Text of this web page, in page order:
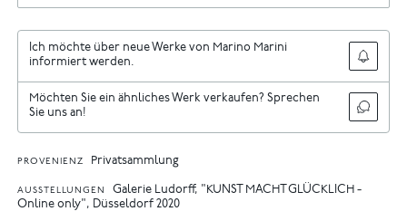
Ich möchte über neue Werke von Marino Marini
informiert werden.
Möchten Sie ein ähnliches Werk verkaufen? Sprechen
Sie uns an!
PROVENIENZ Privatsammlung
AUSSTELLUNGEN
Galerie Ludorff, "KUNST MACHT GLÜCKLICH -
Online only", Düsseldorf 2020